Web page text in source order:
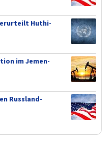
Huthi-
im Jemen-
Russland-